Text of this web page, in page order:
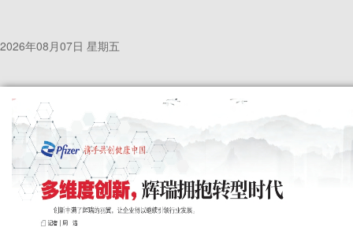
2026年08月07日 星期五